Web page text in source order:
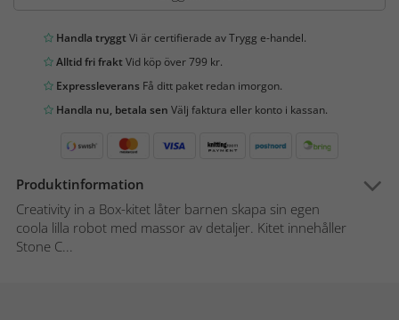
Handla tryggtVi är certifierade av Trygg e-handel.
Alltid fri fraktVid köp över 799 kr.
Expressleverans Få ditt paket redan imorgon.
Handla nu, betala sen Välj faktura eller konto i kassan.
Produktinformation
Creativity in a Box-kitet låter barnen skapa sin egen
coola lilla robot med massor av detaljer. Kitet innehåller
Stone C...